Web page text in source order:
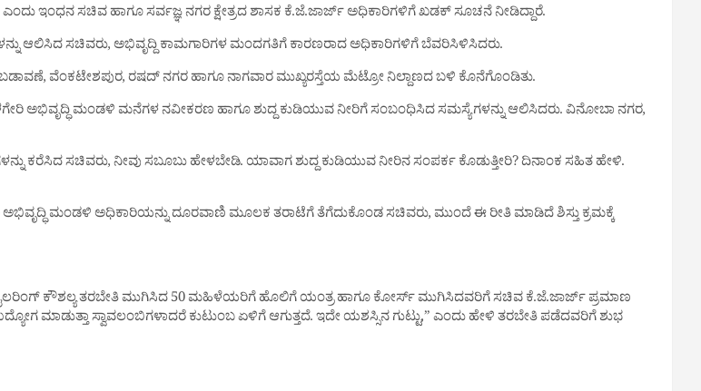
ಎಂದು ಇಂಧನ ಸಚಿವ ಹಾಗೂ ಸರ್ವಜ್ಞ ನಗರ ಕ್ಷೇತ್ರದ ಶಾಸಕ ಕೆ.ಜೆ.ಜಾರ್ಜ್ ಅಧಿಕಾರಿಗಳಿಗೆ ಖಡಕ್ ಸೂಚನೆ ನೀಡಿದ್ದಾರೆ.
ಆಲಿಸಿದ ಸಚಿವರು, ಅಭಿವೃದ್ದಿ ಕಾಮಗಾರಿಗಳ ಮಂದಗತಿಗೆ ಕಾರಣರಾದ ಅಧಿಕಾರಿಗಳಿಗೆ ಬೆವರಿಸಿಳಿಸಿದರು.
ವೆಂಕಟೇಶಪುರ, ರಷದ್ ನಗರ ಹಾಗೂ ನಾಗವಾರ ಮುಖ್ಯರಸ್ತೆಯ ಮೆಟ್ರೋ ನಿಲ್ದಾಣದ ಬಳಿ ಕೊನೆಗೊಂಡಿತು.
ಅಭಿವೃದ್ಧಿ ಮಂಡಳಿ ಮನೆಗಳ ನವೀಕರಣ ಹಾಗೂ ಶುದ್ದ ಕುಡಿಯುವ ನೀರಿಗೆ ಸಂಬಂಧಿಸಿದ ಸಮಸ್ಯೆಗಳನ್ನು ಆಲಿಸಿದರು. ವಿನೋಬಾ ನಗರ,
ಕರೆಸಿದ ಸಚಿವರು, ನೀವು ಸಬೂಬು ಹೇಳಬೇಡಿ. ಯಾವಾಗ ಶುದ್ದ ಕುಡಿಯುವ ನೀರಿನ ಸಂಪರ್ಕ ಕೊಡುತ್ತೀರಿ? ದಿನಾಂಕ ಸಹಿತ ಹೇಳಿ.
ಮಂಡಳಿ ಅಧಿಕಾರಿಯನ್ನು ದೂರವಾಣಿ ಮೂಲಕ ತರಾಟೆಗೆ ತೆಗೆದುಕೊಂಡ ಸಚಿವರು, ಮುಂದೆ ಈ ರೀತಿ ಮಾಡಿದೆ ಶಿಸ್ತು ಕ್ರಮಕ್ಕೆ
ಕೌಶಲ್ಯ ತರಬೇತಿ ಮುಗಿಸಿದ 50 ಮಹಿಳೆಯರಿಗೆ ಹೊಲಿಗೆ ಯಂತ್ರ ಹಾಗೂ ಕೋರ್ಸ್ ಮುಗಿಸಿದವರಿಗೆ ಸಚಿವ ಕೆ.ಜೆ.ಜಾರ್ಜ್ ಪ್ರಮಾಣ
ಮಾಡುತ್ತಾ ಸ್ವಾವಲಂಬಿಗಳಾದರೆ ಕುಟುಂಬ ಏಳಿಗೆ ಆಗುತ್ತದೆ. ಇದೇ ಯಶಸ್ಸಿನ ಗುಟ್ಟು,” ಎಂದು ಹೇಳಿ ತರಬೇತಿ ಪಡೆದವರಿಗೆ ಶುಭ